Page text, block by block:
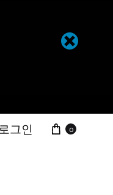
로그인 카트
0